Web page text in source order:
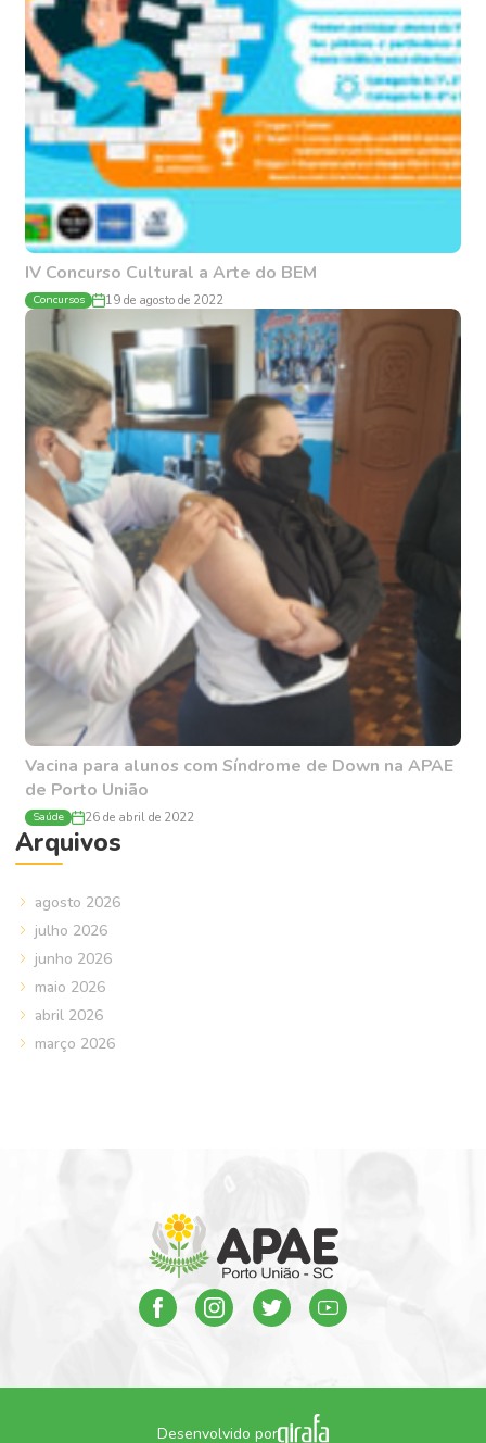
IV Concurso Cultural a Arte do BEM
Concursos 19 de agosto de 2022
Vacina para alunos com Síndrome de Down na APAE
de Porto União
Saúde 26 de abril de 2022
Arquivos
agosto 2026
julho 2026
junho 2026
maio 2026
abril 2026
março 2026
Desenvolvido por